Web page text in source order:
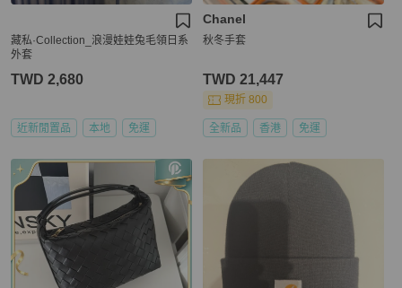
藏私·Collection_浪漫娃娃兔毛領日系
外套
TWD 2,680
近新閒置品 本地 免運
Chanel
秋冬手套
TWD 21,447
現折 800
全新品 香港 免運